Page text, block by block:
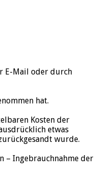
E-Mail oder durch
hat.
Kosten der
etwas
wurde.
– Ingebrauchnahme der